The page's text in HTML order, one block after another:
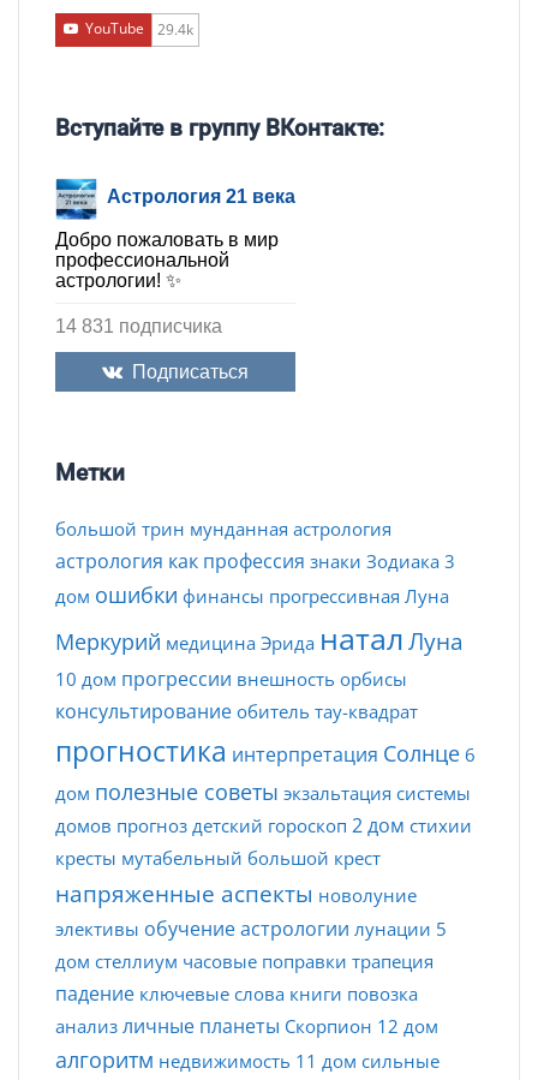
YouTube 29.4k
Вступайте в группу ВКонтакте:
Астрология 21 века
Добро пожаловать в мир
профессиональной
астрологии! ✨
14 831 подписчика
Подписаться
Метки
большой трин мунданная астрология
астрология как профессия знаки Зодиака 3
дом ошибки финансы прогрессивная Луна
Меркурий медицина Эрида наталЛуна
10 дом прогрессии внешность орбисы
консультирование обитель тау-квадрат
прогностика интерпретация Солнце 6
дом полезные советы экзальтация системы
домов прогноз детский гороскоп 2 дом стихии
кресты мутабельный большой крест
напряженные аспекты новолуние
элективы обучение астрологии лунации 5
дом стеллиум часовые поправки трапеция
падение ключевые слова книги повозка
анализ личные планеты Скорпион 12 дом
алгоритм недвижимость 11 дом сильные